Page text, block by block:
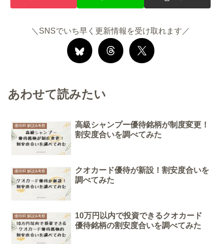
＼SNSでいち早く更新情報を受け取れます／
あわせて読みたい
優待IR 解説&考察
高級シャンプー優待銘柄が制度変更！
割安度合いを調べてみた
優待IR 解説&考察
クオカード優待が新設！割安度合いを
調べてみた
優待IR 解説&考察
10万円以内で投資できるクオカード
優待銘柄の割安度合いを調べてみた